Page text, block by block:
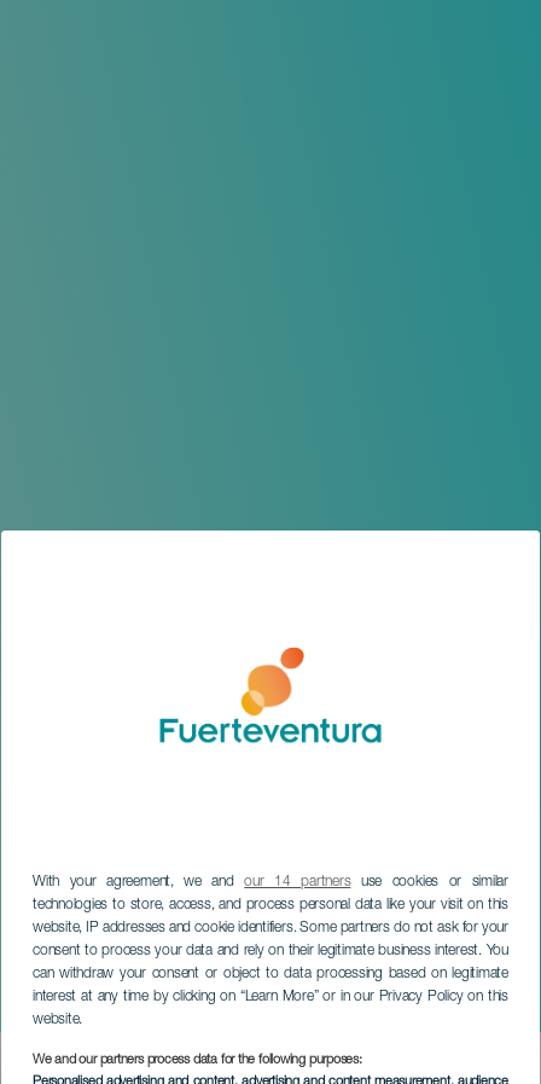
With your agreement, we andour 14 partnersuse cookies or similar
technologies to store, access, and process personal data like your visit on this
website, IP addresses and cookie identifiers. Some partners do not ask for your
consent to process your data and rely on their legitimate business interest. You
can withdraw your consent or object to data processing based on legitimate
interest at any time by clicking on “Learn More” or in our Privacy Policy on this
website.
We and our partners process data for the following purposes:
Festival Blues & Jazz
FUERTEVENTURA
Imagen